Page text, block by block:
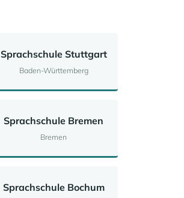
Sprachschule Stuttgart
Baden-Württemberg
Sprachschule Bremen
Bremen
Sprachschule Bochum